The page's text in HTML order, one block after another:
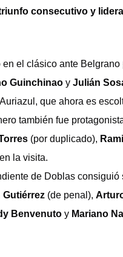
consecutivo y
el clásico ante
Guinchinao y Julián
que ahora es
también fue
(por duplicado),
la visita.
de Doblas
(de penal),
Benvenuto y Mariano